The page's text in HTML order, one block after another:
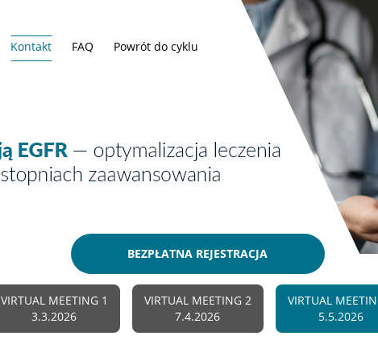
Kontakt FAQ Powrót do cyklu
BEZPŁATNA REJESTRACJA
VIRTUAL MEETING 1
3.3.2026
VIRTUAL MEETING 2
7.4.2026
VIRTUAL
5.5.2026